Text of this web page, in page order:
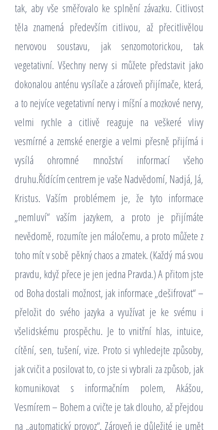
tak, aby vše směřovalo ke splnění závazku. Citlivost
těla znamená především citlivou, až přecitlivělou
nervovou soustavu, jak senzomotorickou, tak
vegetativní. Všechny nervy si můžete představit jako
dokonalou anténu vysílače a zároveň přijímače, která,
a to nejvíce vegetativní nervy i míšní a mozkové nervy,
velmi rychle a citlivě reaguje na veškeré vlivy
vesmírné a zemské energie a velmi přesně přijímá i
vysílá ohromné množství informací všeho
druhu.Řídícím centrem je vaše Nadvědomí, Nadjá, Já,
Kristus. Vaším problémem je, že tyto informace
„nemluví“ vaším jazykem, a proto je přijímáte
nevědomě, rozumíte jen máločemu, a proto můžete z
toho mít v sobě pěkný chaos a zmatek. (Každý má svou
pravdu, když přece je jen jedna Pravda.) A přitom jste
od Boha dostali možnost, jak informace „dešifrovat“ –
přeložit do svého jazyka a využívat je ke svému i
všelidskému prospěchu. Je to vnitřní hlas, intuice,
cítění, sen, tušení, vize. Proto si vyhledejte způsoby,
jak cvičit a posilovat to, co jste si vybrali za způsob, jak
komunikovat s informačním polem, Akášou,
Vesmírem – Bohem a cvičte je tak dlouho, až přejdou
na „automatický provoz“. Zároveň je důležité je umět